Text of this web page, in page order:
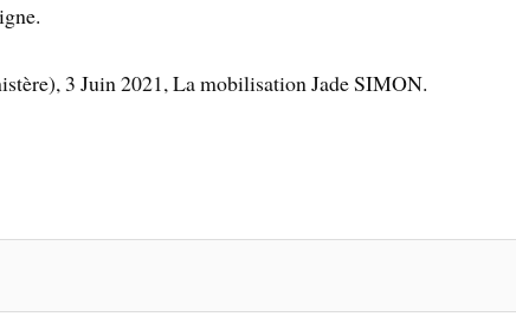
3 Juin 2021, La mobilisation Jade SIMON.